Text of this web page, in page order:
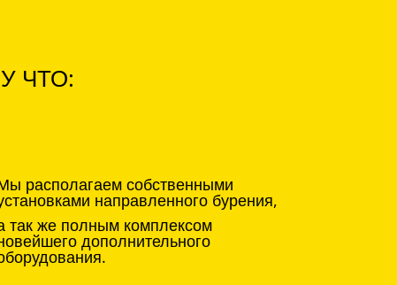
ЧТО:
располагаем собственными
направленного бурения,
так же полным комплексом
дополнительного